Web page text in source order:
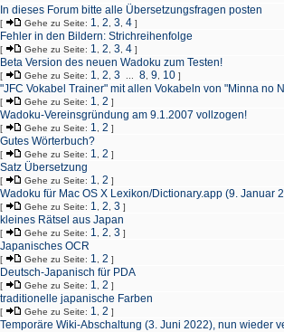
In dieses Forum bitte alle Übersetzungsfragen posten
[ Gehe zu Seite: 1 2 3 4 ]
Fehler in den Bildern: Strichreihenfolge
[ Gehe zu Seite: 1 2 3 4 ]
Beta Version des neuen Wadoku zum Testen!
[ Gehe zu Seite: 1 2 3 8 9 10 ]
"JFC Vokabel Trainer" mit allen Vokabeln von "Minna no
[ Gehe zu Seite: 1 2 ]
Wadoku-Vereinsgründung am 9.1.2007 vollzogen!
[ Gehe zu Seite: 1 2 ]
Gutes Wörterbuch?
[ Gehe zu Seite: 1 2 ]
Satz Übersetzung
[ Gehe zu Seite: 1 2 ]
Wadoku für Mac OS X Lexikon/Dictionary.app (9. Januar
[ Gehe zu Seite: 1 2 3 ]
kleines Rätsel aus Japan
[ Gehe zu Seite: 1 2 3 ]
Japanisches OCR
[ Gehe zu Seite: 1 2 ]
Deutsch-Japanisch für PDA
[ Gehe zu Seite: 1 2 ]
traditionelle japanische Farben
[ Gehe zu Seite: 1 2 ]
Temporäre Wiki-Abschaltung (3. Juni 2022), nun wieder